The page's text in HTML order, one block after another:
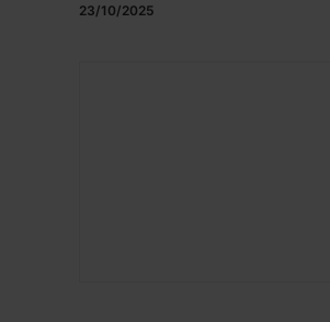
23/10/2025